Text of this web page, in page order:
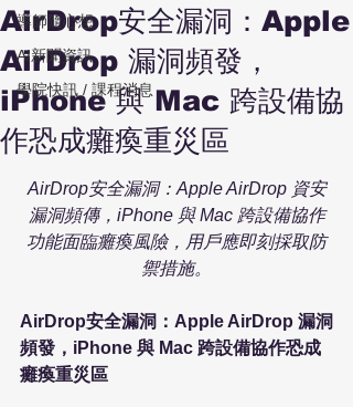
導師隨心想
AI新聞資訊
學院快訊 / 課程消息
AirDrop安全漏洞：Apple
AirDrop 漏洞頻發，
iPhone 與 Mac 跨設備協
作恐成癱瘓重災區
AirDrop安全漏洞：Apple AirDrop 資安
漏洞頻傳，iPhone 與 Mac 跨設備協作
功能面臨癱瘓風險，用戶應即刻採取防
禦措施。
AirDrop安全漏洞：Apple AirDrop 漏洞
頻發，iPhone 與 Mac 跨設備協作恐成
癱瘓重災區